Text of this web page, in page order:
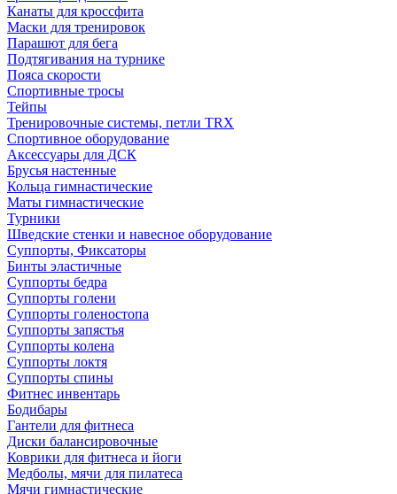
Канаты для кроссфита
Маски для тренировок
Парашют для бега
Подтягивания на турнике
Пояса скорости
Спортивные тросы
Тейпы
Тренировочные системы, петли TRX
Спортивное оборудование
Аксессуары для ДСК
Брусья настенные
Кольца гимнастические
Маты гимнастические
Турники
Шведские стенки и навесное оборудование
Суппорты, Фиксаторы
Бинты эластичные
Суппорты бедра
Суппорты голени
Суппорты голеностопа
Суппорты запястья
Суппорты колена
Суппорты локтя
Суппорты спины
Фитнес инвентарь
Бодибары
Гантели для фитнеса
Диски балансировочные
Коврики для фитнеса и йоги
Медболы, мячи для пилатеса
Мячи гимнастические